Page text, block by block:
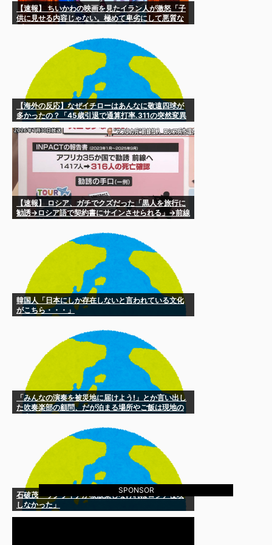
SPONSOR
【速報】 ちいかわの映画を見たイラン人が激怒「子
供に見せる内容じゃない。極めて卑劣にして悪質な
【海外の反応】なぜイチローはあんなに敬遠四球が
多かったの？「45歳引退で通算打率.311の突然変異
【速報】 ロシア、ガチでクズだった「黒人を旅行に
勧誘→ロシア語で契約書にサインさせられる」→前線
韓国人「日本にしか存在しないと言われている文化
がこちら・・・」
「みんなの演奏を被災地に届けよう!」とか言い出し
た吹奏楽部の顧問、だが泊まる場所やご飯は現地の
石破茂「ウクライナが核放棄しなければロシア侵攻
しなかった」